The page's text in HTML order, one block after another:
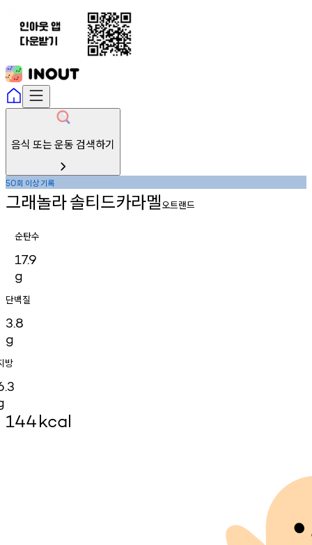
음식 또는 운동 검색하기
50회 이상기록
그래놀라솔티드카라멜오트랜드
순탄수
17.9
g
단백질
3.8
g
방
144kcal